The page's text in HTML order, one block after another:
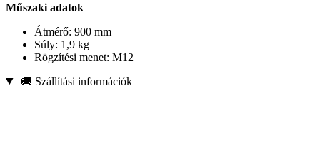
Műszaki adatok
Átmérő: 900 mm
Súly: 1,9 kg
Rögzítési menet: M12
🚚 Szállítási információk